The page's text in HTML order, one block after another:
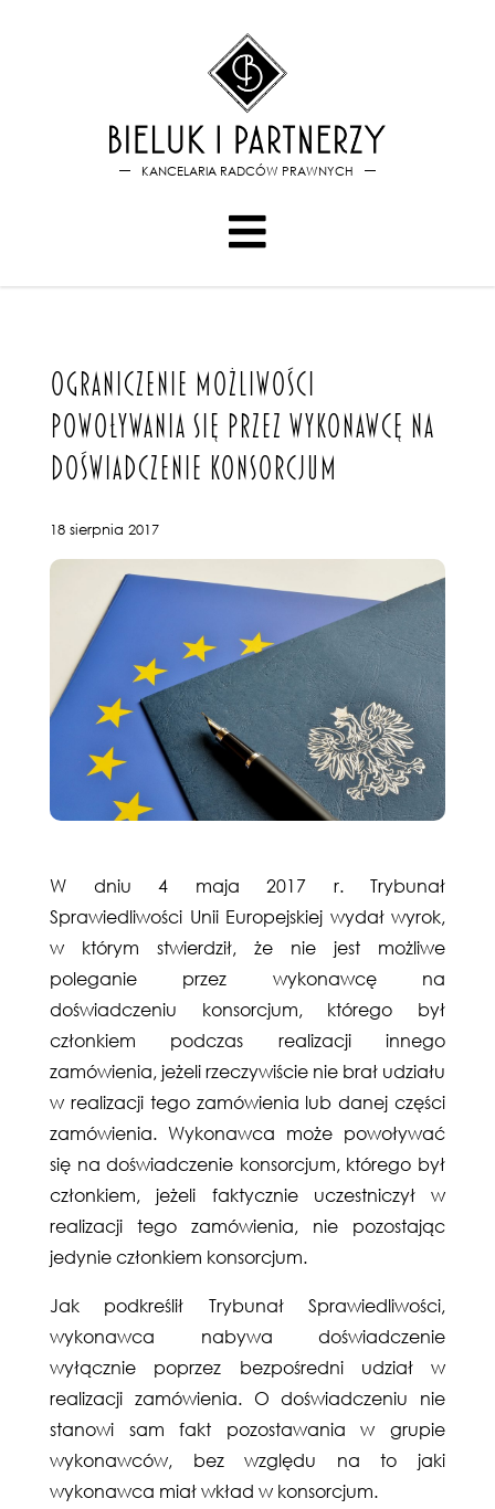
KANCELARIA RADCÓW PRAWNYCH
OGRANICZENIE MOŻLIWOŚCI
POWOŁYWANIA SIĘ PRZEZ WYKONAWCĘ NA
DOŚWIADCZENIE KONSORCJUM
18 sierpnia 2017
W dniu 4 maja 2017 r. Trybunał
Sprawiedliwości Unii Europejskiej wydał wyrok,
w którym stwierdził, że nie jest możliwe
poleganie przez wykonawcę na
doświadczeniu konsorcjum, którego był
członkiem podczas realizacji innego
zamówienia, jeżeli rzeczywiście nie brał udziału
w realizacji tego zamówienia lub danej części
zamówienia. Wykonawca może powoływać
się na doświadczenie konsorcjum, którego był
członkiem, jeżeli faktycznie uczestniczył w
realizacji tego zamówienia, nie pozostając
jedynie członkiem konsorcjum.
Jak podkreślił Trybunał Sprawiedliwości,
wykonawca nabywa doświadczenie
wyłącznie poprzez bezpośredni udział w
realizacji zamówienia. O doświadczeniu nie
stanowi sam fakt pozostawania w grupie
wykonawców, bez względu na to jaki
wykonawca miał wkład w konsorcjum.